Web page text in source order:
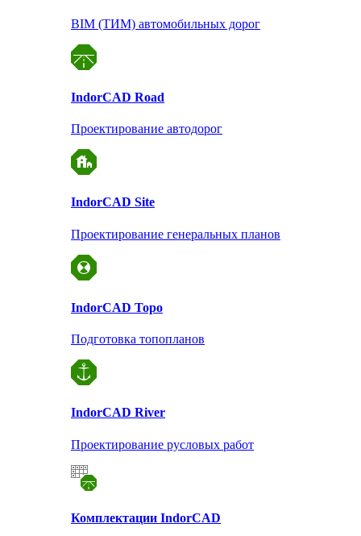
BIM (ТИМ) автомобильных дорог
IndorCAD Road
Проектирование автодорог
IndorCAD Site
Проектирование генеральных планов
IndorCAD Topo
Подготовка топопланов
IndorCAD River
Проектирование русловых работ
Комплектации IndorCAD